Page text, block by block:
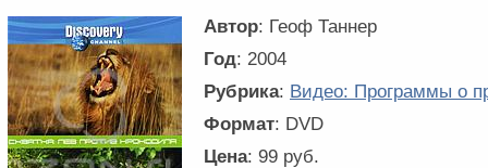
Автор: Геоф Таннер
Год: 2004
Рубрика: Видео: Программы о
Формат: DVD
Цена: 99 руб.